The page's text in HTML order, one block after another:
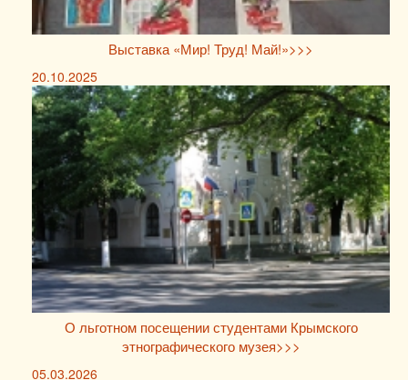
Выставка «Мир! Труд! Май!»>>>
20.10.2025
О льготном посещении студентами Крымского
этнографического музея>>>
05.03.2026